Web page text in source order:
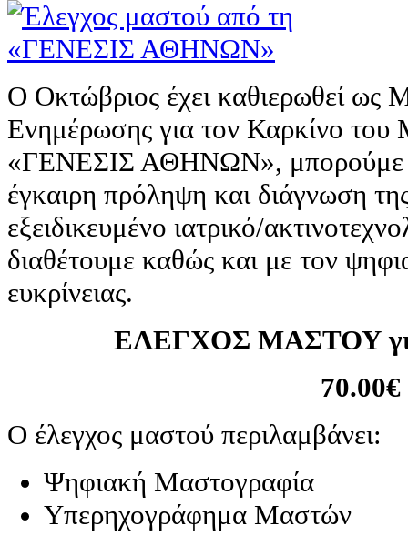
Ο Οκτώβριος έχει καθιερωθεί ως
Ενημέρωσης για τον Καρκίνο του
«ΓΕΝΕΣΙΣ ΑΘΗΝΩΝ», μπορούμε
έγκαιρη πρόληψη και διάγνωση
εξειδικευμένο ιατρικό/
διαθέτουμε καθώς και με τον
ευκρίνειας.
ΕΛΕΓΧΟΣ ΜΑΣΤΟΥ
70.00€
Ο έλεγχος μαστού περιλαμβάνει:
Ψηφιακή Μαστογραφία
Υπερηχογράφημα Μαστών